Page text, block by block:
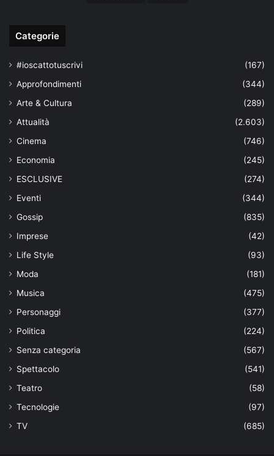
Categorie
#ioscattotuscrivi
(167)
Approfondimenti
(344)
Arte & Cultura
(289)
Attualità
(2.603)
Cinema
(746)
Economia
(245)
ESCLUSIVE
(274)
Eventi
(344)
Gossip
(835)
Imprese
(42)
Life Style
(93)
Moda
(181)
Musica
(475)
Personaggi
(377)
Politica
(224)
Senza categoria
(567)
Spettacolo
(541)
Teatro
(58)
Tecnologie
(97)
TV
(685)